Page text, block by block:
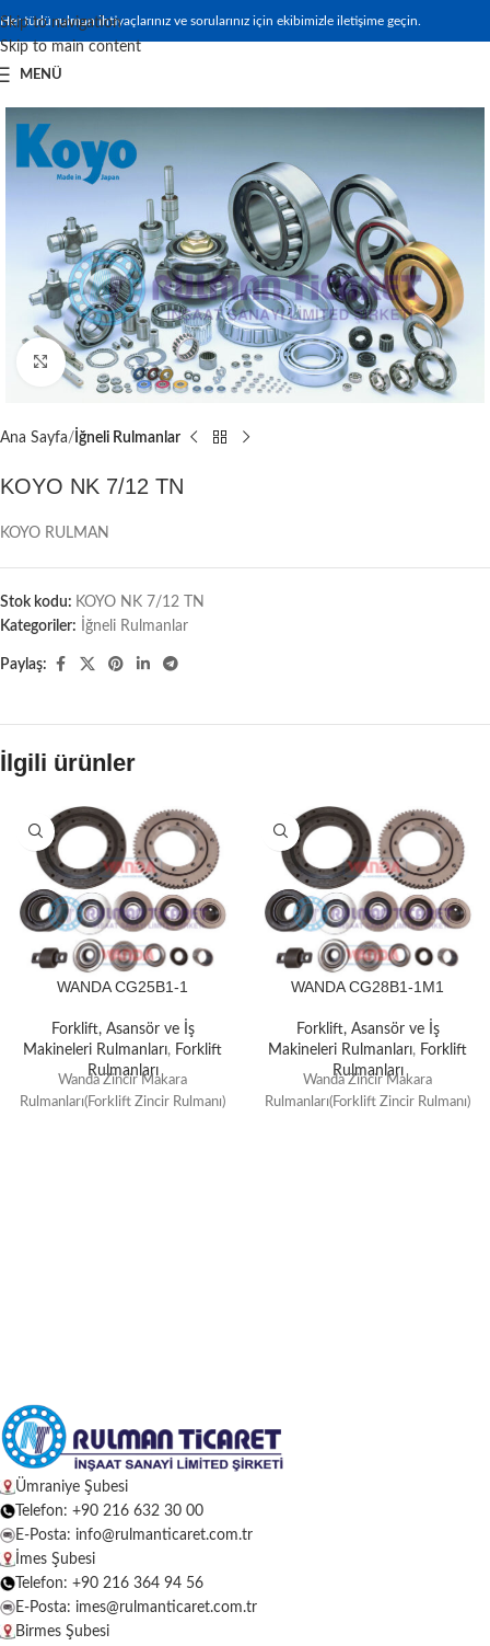
Skip to navigation
Skip to main content
Her türlü rulman ihtiyaçlarınız ve sorularınız için ekibimizle iletişime geçin.
MENÜ
Büyütmek için tıklayın
Ana Sayfa İğneli Rulmanlar
KOYO NK 7/12 TN
KOYO RULMAN
Stok kodu: KOYO NK 7/12 TN
Kategoriler:
İğneli Rulmanlar
Paylaş:
İlgili ürünler
WANDA CG25B1-1
Forklift, Asansör ve İş
Makineleri Rulmanları, Forklift
Rulmanları
Wanda Zincir Makara
Rulmanları(Forklift Zincir Rulmanı)
WANDA CG28B1-1M1
Forklift, Asansör ve İş
Makineleri Rulmanları, Forklift
Rulmanları
Wanda Zincir Makara
Rulmanları(Forklift Zincir Rulmanı)
Ümraniye Şubesi
Telefon: +90 216 632 30 00
E-Posta: info@rulmanticaret.com.tr
İmes Şubesi
Telefon: +90 216 364 94 56
E-Posta: imes@rulmanticaret.com.tr
Birmes Şubesi